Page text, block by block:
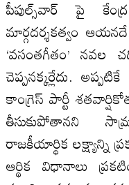
పీపుల్స్‌వార్‌ పై
మార్గదర్శకత్వం ఆయనదే.
‘వసంతగీతం’ నవల
చెప్పనక్కర్లేదు.
కాంగ్రెస్‌ పార్టీ
తీసుకుపోతానని
రాజకీయార్థిక లక్ష్యాన్ని
ఆర్థిక విధానాలు